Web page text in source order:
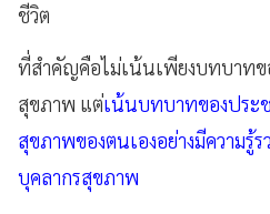
ชีวิต
ที่สำคัญคือไม่เน้นเพียงบทบาท
สุขภาพ แต่เน้นบทบาทของประ
สุขภาพของตนเองอย่างมีความรู้
บุคลากรสุขภาพ